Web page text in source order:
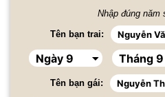
Nhập đúng năm
Tên bạn trai:
Tên bạn gái: